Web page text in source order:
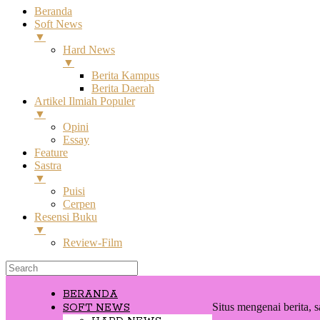
Beranda
Soft News
▼
Hard News
▼
Berita Kampus
Berita Daerah
Artikel Ilmiah Populer
▼
Opini
Essay
Feature
Sastra
▼
Puisi
Cerpen
Resensi Buku
▼
Review-Film
BERANDA
SOFT NEWS
Situs mengenai berita,